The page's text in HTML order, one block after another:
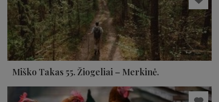
Miško Takas 55. Žiogeliai – Merkinė.